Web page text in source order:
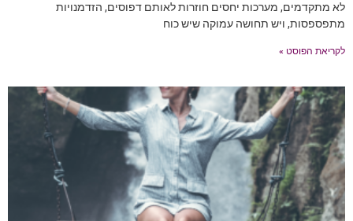
לא מתקדמים, מערכות יחסים חוזרות לאותם דפוסים, הזדמנויות
מתפספסות, ויש תחושה עמוקה שיש כוח
לקריאת הפוסט »